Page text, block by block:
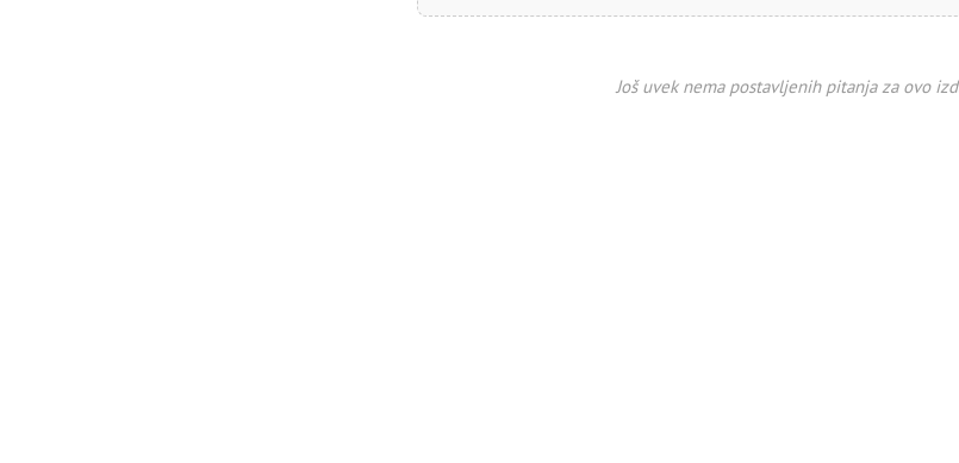
Još uvek nema postavljenih pitanja za ovo